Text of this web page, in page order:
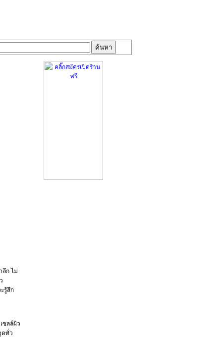
ลึก ไม่
รู้สึก
ซลล์ผิว
ดทั่ว